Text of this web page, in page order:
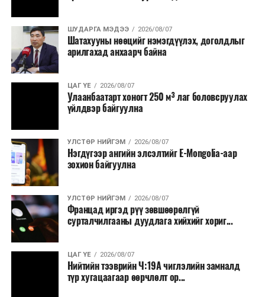
ШУДАРГА МЭДЭЭ 2026/08/07
Шатахууны нөөцийг нэмэгдүүлэх, доголдлыг
арилгахад анхаарч байна
ЦАГ ҮЕ 2026/08/07
Улаанбаатарт хоногт 250 м³ лаг боловсруулах
үйлдвэр байгуулна
УЛСТӨР НИЙГЭМ 2026/08/07
Нэгдүгээр ангийн элсэлтийг E-Mongolia-аар
зохион байгуулна
УЛСТӨР НИЙГЭМ 2026/08/07
Францад иргэд рүү зөвшөөрөлгүй
сурталчилгааны дуудлага хийхийг хориг...
ЦАГ ҮЕ 2026/08/07
Нийтийн тээврийн Ч:19А чиглэлийн замналд
түр хугацаагаар өөрчлөлт ор...